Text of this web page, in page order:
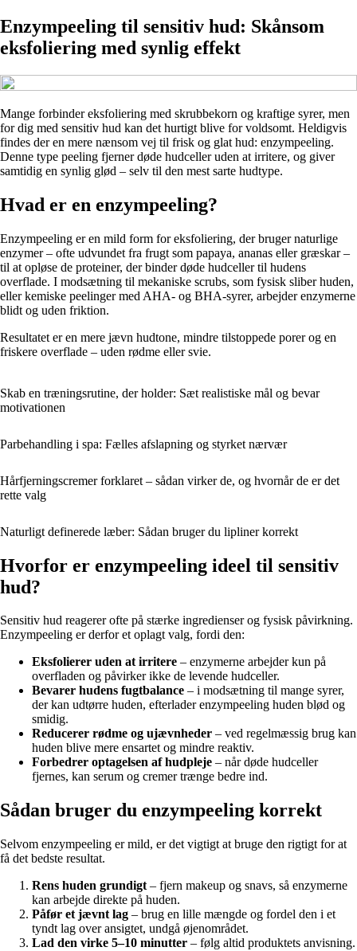
Enzympeeling til sensitiv hud: Skånsom
eksfoliering med synlig effekt
Mange forbinder eksfoliering med skrubbekorn og kraftige syrer, men
for dig med sensitiv hud kan det hurtigt blive for voldsomt. Heldigvis
findes der en mere nænsom vej til frisk og glat hud: enzympeeling.
Denne type peeling fjerner døde hudceller uden at irritere, og giver
samtidig en synlig glød – selv til den mest sarte hudtype.
Hvad er en enzympeeling?
Enzympeeling er en mild form for eksfoliering, der bruger naturlige
enzymer – ofte udvundet fra frugt som papaya, ananas eller græskar –
til at opløse de proteiner, der binder døde hudceller til hudens
overflade. I modsætning til mekaniske scrubs, som fysisk sliber huden,
eller kemiske peelinger med AHA- og BHA-syrer, arbejder enzymerne
blidt og uden friktion.
Resultatet er en mere jævn hudtone, mindre tilstoppede porer og en
friskere overflade – uden rødme eller svie.
Skab en træningsrutine, der holder: Sæt realistiske mål og bevar
motivationen
Parbehandling i spa: Fælles afslapning og styrket nærvær
Hårfjerningscremer forklaret – sådan virker de, og hvornår de er det
rette valg
Naturligt definerede læber: Sådan bruger du lipliner korrekt
Hvorfor er enzympeeling ideel til sensitiv
hud?
Sensitiv hud reagerer ofte på stærke ingredienser og fysisk påvirkning.
Enzympeeling er derfor et oplagt valg, fordi den:
Eksfolierer uden at irritere – enzymerne arbejder kun på
overfladen og påvirker ikke de levende hudceller.
Bevarer hudens fugtbalance – i modsætning til mange syrer,
der kan udtørre huden, efterlader enzympeeling huden blød og
smidig.
Reducerer rødme og ujævnheder – ved regelmæssig brug kan
huden blive mere ensartet og mindre reaktiv.
Forbedrer optagelsen af hudpleje – når døde hudceller
fjernes, kan serum og cremer trænge bedre ind.
Sådan bruger du enzympeeling korrekt
Selvom enzympeeling er mild, er det vigtigt at bruge den rigtigt for at
få det bedste resultat.
Rens huden grundigt – fjern makeup og snavs, så enzymerne
kan arbejde direkte på huden.
Påfør et jævnt lag – brug en lille mængde og fordel den i et
tyndt lag over ansigtet, undgå øjenområdet.
Lad den virke 5–10 minutter – følg altid produktets anvisning.